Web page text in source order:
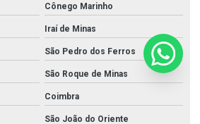
Cônego Marinho
Iraí de Minas
São Pedro dos Ferros
São Roque de Minas
Coimbra
São João do Oriente